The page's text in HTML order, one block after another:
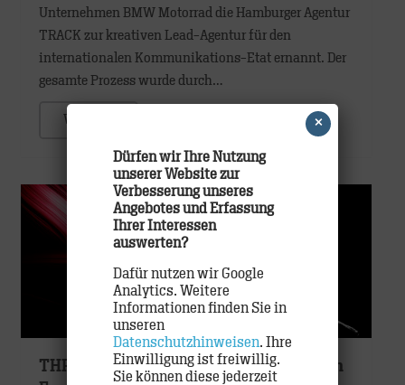
Unternehmen BMW Motorrad die Hamburger Agentur
TRACK zur kreativen Lead-Agentur für den
internationalen Kommunikations-Etat ernannt. Der
gesamte Prozess wurde durch…
WEITER
THREE SIXTY und TRACK werben für den
Dürfen wir Ihre Nutzung
unserer Website zur
Verbesserung unseres
Angebotes und Erfassung
Ihrer Interessen
auswerten?
Dafür nutzen wir Google
Analytics. Weitere
Informationen finden Sie in
unseren
Datenschutzhinweisen. Ihre
Einwilligung ist freiwillig.
Sie können diese jederzeit
×